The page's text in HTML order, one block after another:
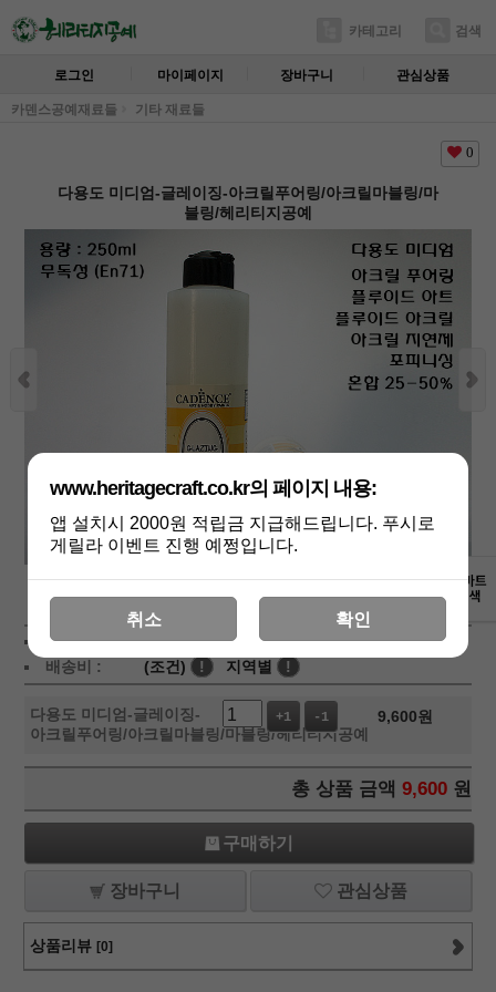
카테고리 검색
로그인 마이페이지 장바구니 관심상품
카덴스공예재료들 기타 재료들
0
다용도 미디엄-글레이징-아크릴푸어링/아크릴마블링/마
블링/헤리티지공예
상세보기
상품가 : 9,600원
배송비 :
(조건) ! 지역별 !
다용도 미디엄-글레이징-
아크릴푸어링/아크릴마블링/마블링/헤리티지공예
+1 -1 9,600원
총 상품 금액 9,600 원
구매하기
장바구니 관심상품
상품리뷰 [0]
www.heritagecraft.co.kr의 페이지 내용:
앱 설치시 2000원 적립금 지급해드립니다. 푸시로
게릴라 이벤트 진행 예쩡입니다.
취소 확인